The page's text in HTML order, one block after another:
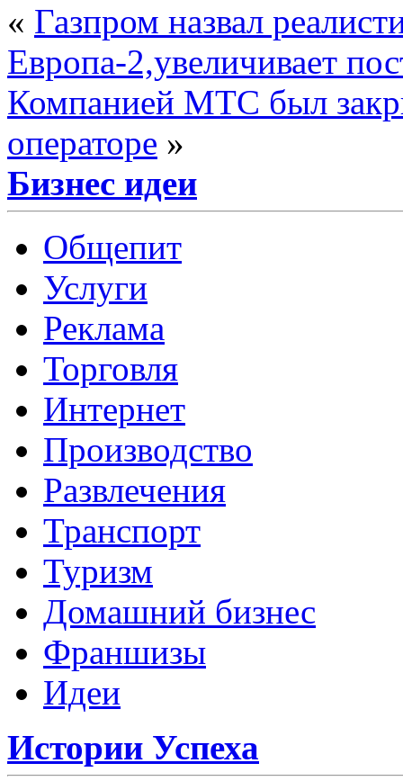
« Газпром назвал
Европа-2,увеличивает
Компанией МТС был
операторе »
Бизнес идеи
Общепит
Услуги
Реклама
Торговля
Интернет
Производство
Развлечения
Транспорт
Туризм
Домашний бизнес
Франшизы
Идеи
Истории Успеха